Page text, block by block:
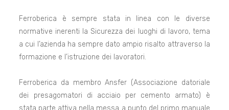
Ferroberica è sempre stata in linea con le diverse
normative inerenti la Sicurezza dei luoghi di lavoro, tema
a cui l’azienda ha sempre dato ampio risalto attraverso la
formazione e l’istruzione dei lavoratori.
Ferroberica da membro Ansfer (Associazione datoriale
dei presagomatori di acciaio per cemento armato) è
stata parte attiva nella messa a punto del primo manuale